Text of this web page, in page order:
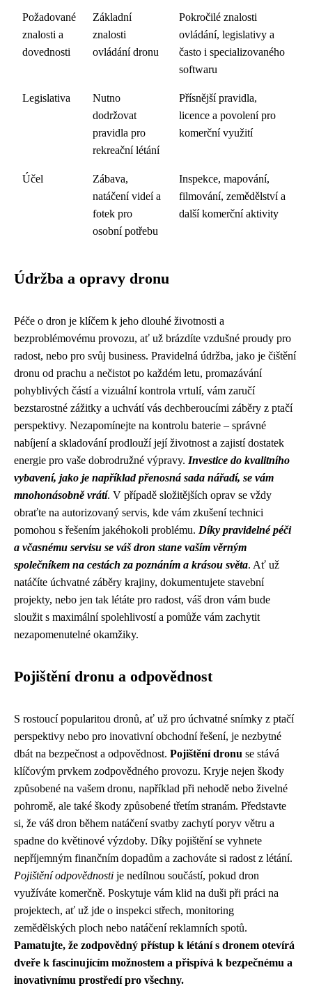
Požadované
znalosti a
dovednosti
Základní
znalosti
ovládání dronu
Pokročilé znalosti
ovládání, legislativy a
často i specializovaného
softwaru
Legislativa
Nutno
dodržovat
pravidla pro
rekreační létání
Přísnější pravidla,
licence a povolení pro
komerční využití
Účel
Zábava,
natáčení videí a
fotek pro
osobní potřebu
Inspekce, mapování,
filmování, zemědělství a
další komerční aktivity
Údržba a opravy dronu
Péče o dron je klíčem k jeho dlouhé životnosti a
bezproblémovému provozu, ať už brázdíte vzdušné proudy pro
radost, nebo pro svůj business. Pravidelná údržba, jako je čištění
dronu od prachu a nečistot po každém letu, promazávání
pohyblivých částí a vizuální kontrola vrtulí, vám zaručí
bezstarostné zážitky a uchvátí vás dechberoucími záběry z ptačí
perspektivy. Nezapomínejte na kontrolu baterie – správné
nabíjení a skladování prodlouží její životnost a zajistí dostatek
energie pro vaše dobrodružné výpravy. Investice do kvalitního
vybavení, jako je například přenosná sada nářadí, se vám
mnohonásobně vrátí. V případě složitějších oprav se vždy
obraťte na autorizovaný servis, kde vám zkušení technici
pomohou s řešením jakéhokoli problému. Díky pravidelné péči
a včasnému servisu se váš dron stane vaším věrným
společníkem na cestách za poznáním a krásou světa. Ať už
natáčíte úchvatné záběry krajiny, dokumentujete stavební
projekty, nebo jen tak létáte pro radost, váš dron vám bude
sloužit s maximální spolehlivostí a pomůže vám zachytit
nezapomenutelné okamžiky.
Pojištění dronu a odpovědnost
S rostoucí popularitou dronů, ať už pro úchvatné snímky z ptačí
perspektivy nebo pro inovativní obchodní řešení, je nezbytné
dbát na bezpečnost a odpovědnost. Pojištění dronu se stává
klíčovým prvkem zodpovědného provozu. Kryje nejen škody
způsobené na vašem dronu, například při nehodě nebo živelné
pohromě, ale také škody způsobené třetím stranám. Představte
si, že váš dron během natáčení svatby zachytí poryv větru a
spadne do květinové výzdoby. Díky pojištění se vyhnete
nepříjemným finančním dopadům a zachováte si radost z létání.
Pojištění odpovědnosti je nedílnou součástí, pokud dron
využíváte komerčně. Poskytuje vám klid na duši při práci na
projektech, ať už jde o inspekci střech, monitoring
zemědělských ploch nebo natáčení reklamních spotů.
Pamatujte, že zodpovědný přístup k létání s dronem otevírá
dveře k fascinujícím možnostem a přispívá k bezpečnému a
inovativnímu prostředí pro všechny.